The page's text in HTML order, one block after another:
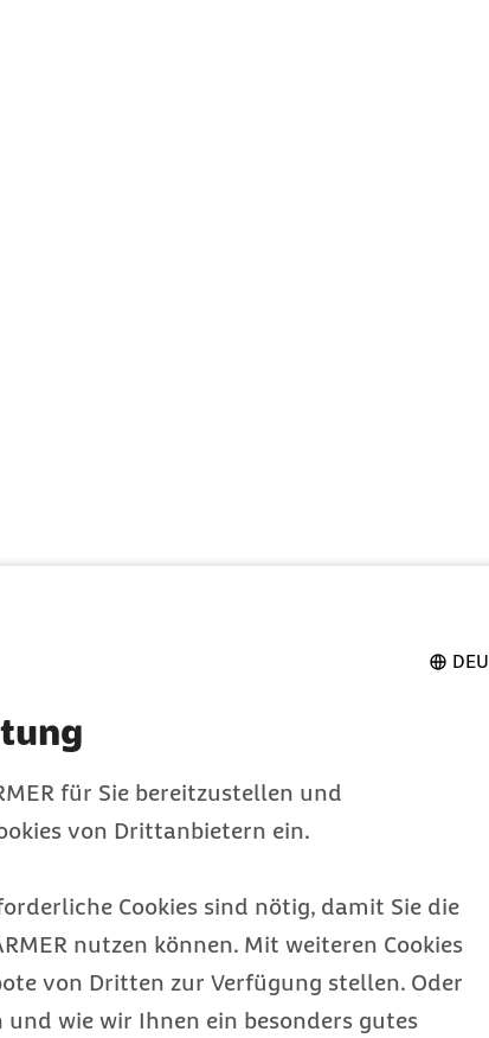
DEU
für Sie bereitzustellen und
von Drittanbietern ein.
Cookies sind nötig, damit Sie die
nutzen können. Mit weiteren Cookies
von Dritten zur Verfügung stellen. Oder
wie wir Ihnen ein besonders gutes